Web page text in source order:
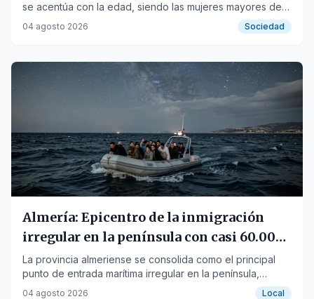
se acentúa con la edad, siendo las mujeres mayores de
64 años el grupo más numeroso.
04 agosto 2026 Sociedad
Almería: Epicentro de la inmigración
irregular en la península con casi 60.000
llegadas en una década
La provincia almeriense se consolida como el principal
punto de entrada marítima irregular en la península,
superando el 90% de las llegadas en Andalucía.
04 agosto 2026 Local